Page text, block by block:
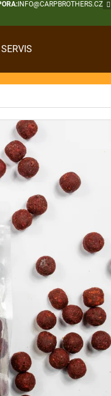
INFO@CARPBROTHERS.CZ
SERVIS